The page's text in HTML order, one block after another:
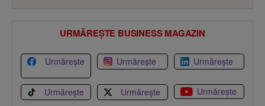
URMĂREȘTE BUSINESS MAGAZIN
Urmărește Urmărește Urmărește
Urmărește Urmărește
Urmărește